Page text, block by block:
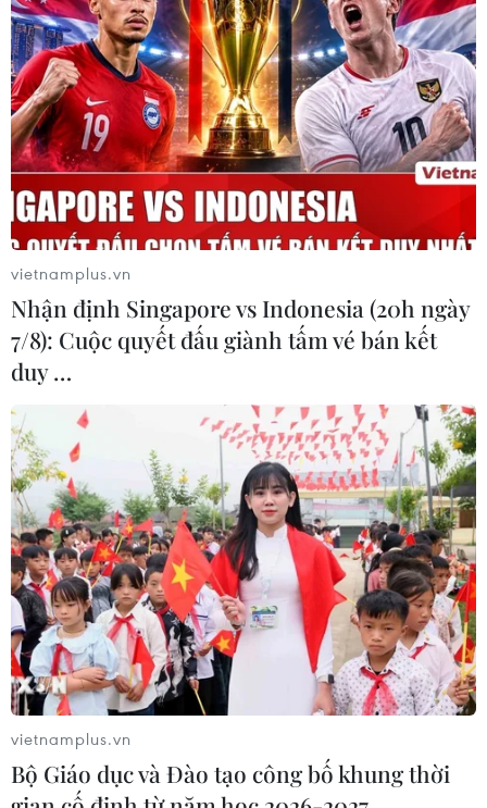
TIN LIÊN QUAN
Mỹ tiến hành thử nghiệm lâm sàng
vaccine ngừa nhiều chủng cúm
16/09/2023 04:49
Loại vaccine FluMos-v2 được phát triển nhằm tạo ra
kháng thể chống lại nhiều chủng virus cúm khác nhau
bằng cách hiển thị một phần protein hemagglutinin của
virus cúm theo các mẫu lặp lại.
vietnamplus.vn
Nhận định Singapore vs Indonesia (20h ngày
7/8): Cuộc quyết đấu giành tấm vé bán kết
duy …
vietnamplus.vn
Bộ Giáo dục và Đào tạo công bố khung thời